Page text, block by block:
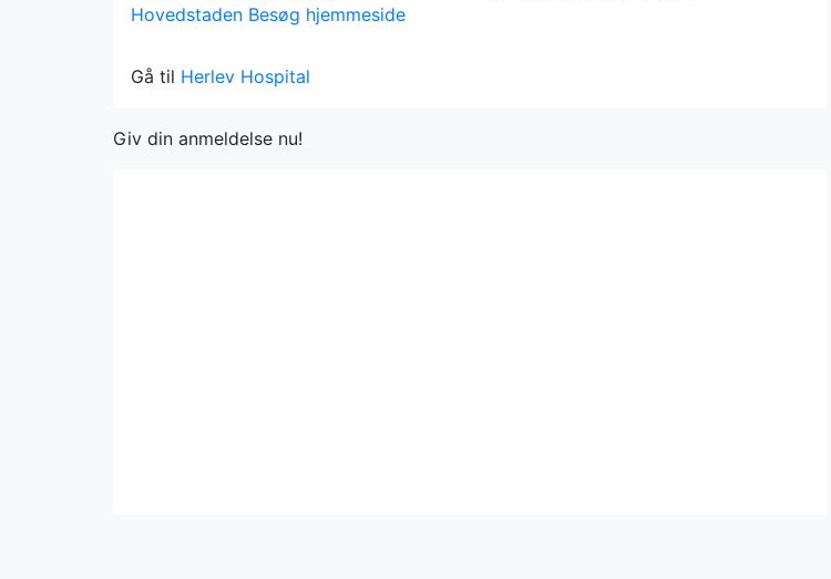
Hovedstaden Besøg hjemmeside
Gå til Herlev Hospital
Giv din anmeldelse nu!